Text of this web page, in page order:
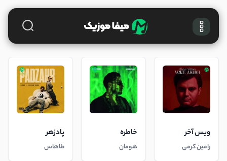
ویس آخر
رامین کرمی
خاطره
هومان
پادزهر
طاهاس